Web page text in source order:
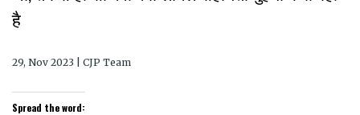
है
29, Nov 2023 | CJP Team
Spread the word: